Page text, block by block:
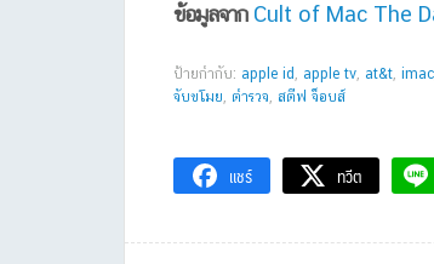
ข้อมูลจาก Cult of Mac The
ป้ายกำกับ: apple id , apple tv, at&t, imac
จับขโมย, ตำรวจ, สตีฟ จ็อบส์
แชร์ ทวีต